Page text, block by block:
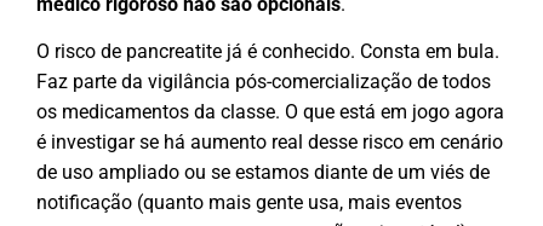
O risco de pancreatite já é conhecido. Consta em bula.
Faz parte da vigilância pós-comercialização de todos
os medicamentos da classe. O que está em jogo agora
é investigar se há aumento real desse risco em cenário
de uso ampliado ou se estamos diante de um viés de
notificação (quanto mais gente usa, mais eventos